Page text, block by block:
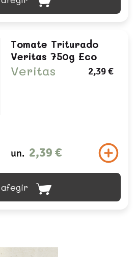
Tomate Triturado
Veritas 750g Eco
Veritas 2,39 €
un. 2,39 €
afegir